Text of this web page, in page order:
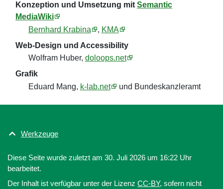
Konzeption und Umsetzung mit Semantic
MediaWiki
Bernhard Krabina
, KMA
Web-Design und Accessibility
Wolfram Huber, doloops.net
Grafik
Eduard Mang, k-lab.net und Bundeskanzleramt
Werkzeuge
Diese Seite wurde zuletzt am 30. Juli 2026 um 16:22 Uhr
bearbeitet.
Der Inhalt ist verfügbar unter der Lizenz CC-BY, sofern nicht